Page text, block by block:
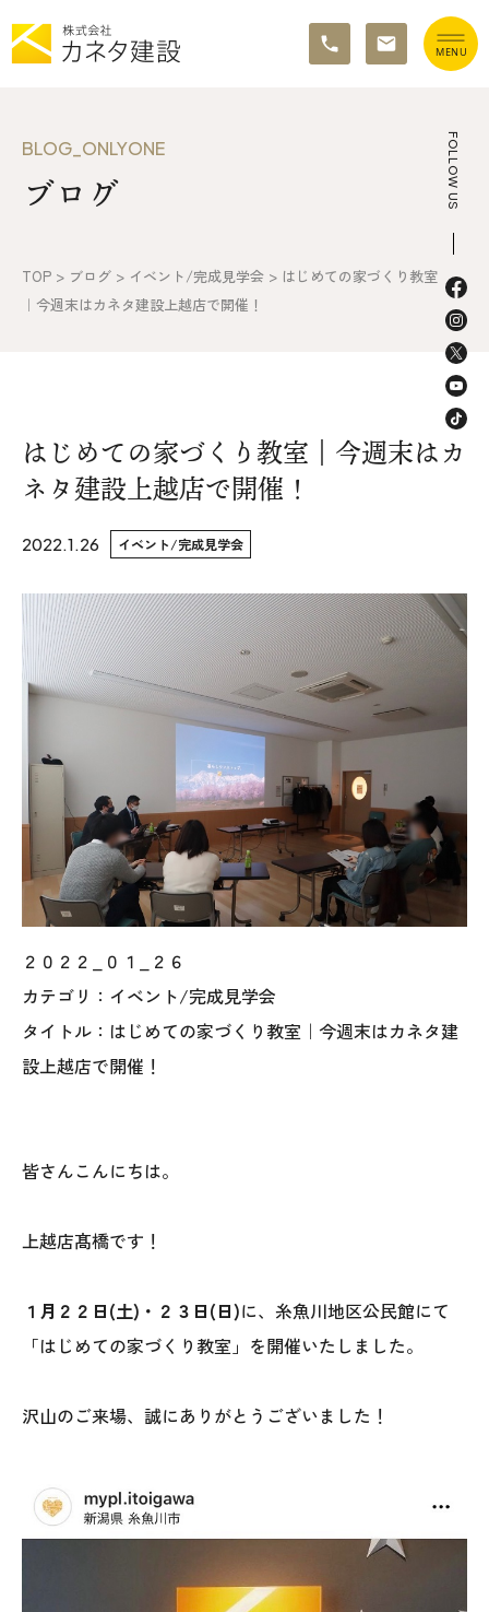
イベント情報
施工の流れ&アフターサポート
不動産情報
WoodStrucX™（ウッドストラクス™）
お知らせ
ISSH糸魚川住宅認定基準
会社案内
モデルハウス
上越スタジオ
スタッフ紹介
オレンジフェア
各種事業
協力会社の皆様へ
住まいのなんでも相談
移住と暮らし相談
FOLLOW US
BLOG_ONLYONE
ブログ
TOP > ブログ > イベント/完成見学会 > はじめての家づくり教室
｜今週末はカネタ建設上越店で開催！
はじめての家づくり教室｜今週末はカ
ネタ建設上越店で開催！
2022.1.26 イベント/完成見学会
２０２２_０１_２６
カテゴリ：イベント/完成見学会
タイトル：はじめての家づくり教室｜今週末はカネタ建
設上越店で開催！
皆さんこんにちは。
上越店髙橋です！
１月２２日(土)・２３日(日)に、糸魚川地区公民館にて
「はじめての家づくり教室」を開催いたしました。
沢山のご来場、誠にありがとうございました！